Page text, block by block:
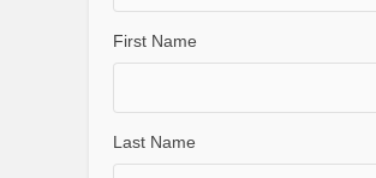
First Name
Last Name